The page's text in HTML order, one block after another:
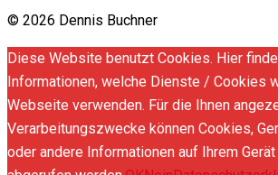
© 2026 Dennis Buchner
Diese Website benutzt Cookies. Hier
Informationen, welche Dienste / Cookies
Webseite verwenden. Für die Ihnen
Verarbeitungszwecke können Cookies,
oder andere Informationen auf Ihrem